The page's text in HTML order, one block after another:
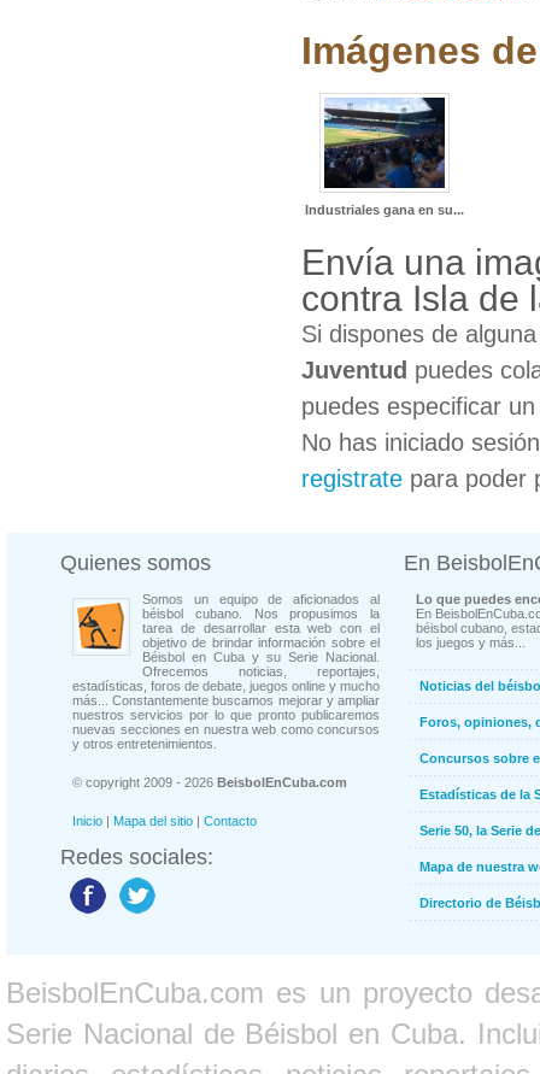
Imágenes
Industriales gana en su...
Envía una
contra Isla de
Si dispones de
Juventud puedes
puedes especificar
No has iniciado
registrate para poder
Quienes somos
Somos un equipo de aficionados al
béisbol cubano. Nos propusimos la
tarea de desarrollar esta web con el
objetivo de brindar información sobre el
Béisbol en Cuba y su Serie Nacional.
Ofrecemos noticias, reportajes,
estadísticas, foros de debate, juegos online y mucho
más... Constantemente buscamos mejorar y ampliar
nuestros servicios por lo que pronto publicaremos
nuevas secciones en nuestra web como concursos
y otros entretenimientos.
© copyright 2009 - 2026 BeisbolEnCuba.com
Inicio | Mapa del sitio | Contacto
Redes sociales:
En
Lo que puedes
En
béisbol cubano,
los juegos y más...
Noticias del
Foros, opiniones,
Concursos sobre
Estadísticas de la
Serie 50, la Serie
Mapa de nuestra
Directorio de
BeisbolEnCuba.com es un proyecto
Serie Nacional de Béisbol en Cuba.